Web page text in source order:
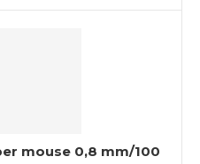
mouse 0,8 mm/100